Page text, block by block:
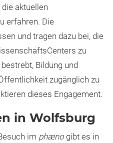
aktuellen
erfahren. Die
und tragen dazu bei, die
zu
Bildung und
zugänglich zu
dieses Engagement.
in Wolfsburg
im phæno gibt es in